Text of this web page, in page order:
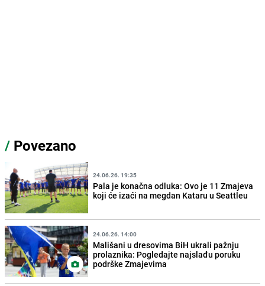
/ Povezano
24.06.26. 19:35
Pala je konačna odluka: Ovo je 11 Zmajeva
koji će izaći na megdan Kataru u Seattleu
24.06.26. 14:00
Mališani u dresovima BiH ukrali pažnju
prolaznika: Pogledajte najslađu poruku
podrške Zmajevima